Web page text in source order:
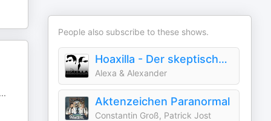
People also subscribe to these shows.
Hoaxilla - Der skeptische Podcast
Alexa & Alexander
Aktenzeichen Paranormal
Constantin Groß, Patrick Jost